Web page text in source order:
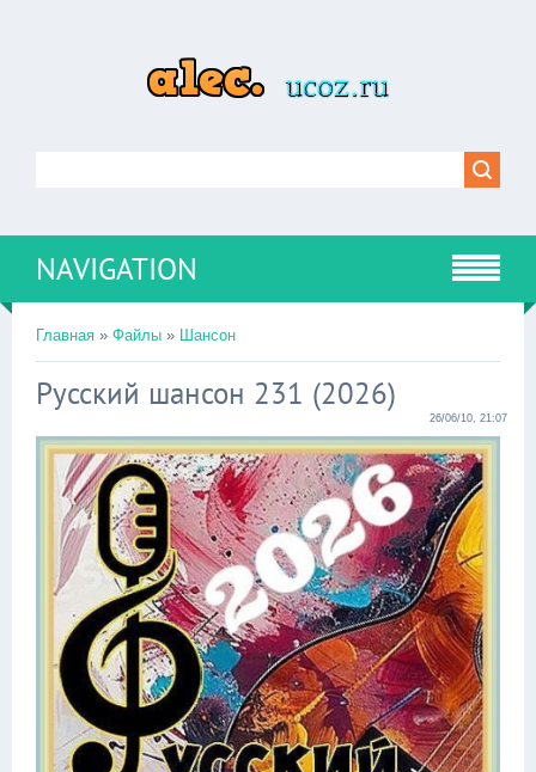
NAVIGATION
Главная » Файлы » Шансон
Русский шансон 231 (2026)
26/06/10, 21:07